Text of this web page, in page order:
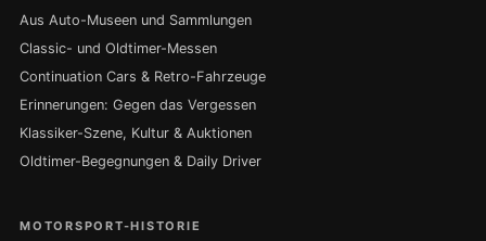
Aus Auto-Museen und Sammlungen
Classic- und Oldtimer-Messen
Continuation Cars & Retro-Fahrzeuge
Erinnerungen: Gegen das Vergessen
Klassiker-Szene, Kultur & Auktionen
Oldtimer-Begegnungen & Daily Driver
MOTORSPORT-HISTORIE